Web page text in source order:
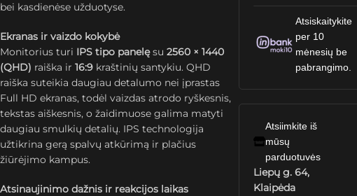
bei kasdienėse užduotyse.
Ekranas ir vaizdo kokybė
Monitorius turi IPS tipo panelęsu 2560 × 1440
(QHD) raiška ir 16:9 kraštinių santykiu. QHD
raiška suteikia daugiau detalumo nei įprastas
Full HD ekranas, todėl vaizdas atrodo ryškesnis,
tekstas aiškesnis, o žaidimuose galima matyti
daugiau smulkių detalių. IPS technologija
užtikrina gerą spalvų atkūrimą ir plačius
žiūrėjimo kampus.
Atsinaujinimo dažnis ir reakcijos laikas
Atsiskaitykite
per 10
mėnesių be
pabrangimo.
Atsiimkite iš
mūsų
parduotuvės
Liepų g. 64,
Klaipėda